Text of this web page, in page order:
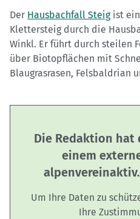
Der Hausbachfall Steigist ein
Klettersteig durch die
Winkl. Er führt durch steilen
über Biotopflächen mit
Blaugrasrasen, Felsbaldrian
Die Redaktion
einem
Um Ihre Daten zu
Ihre